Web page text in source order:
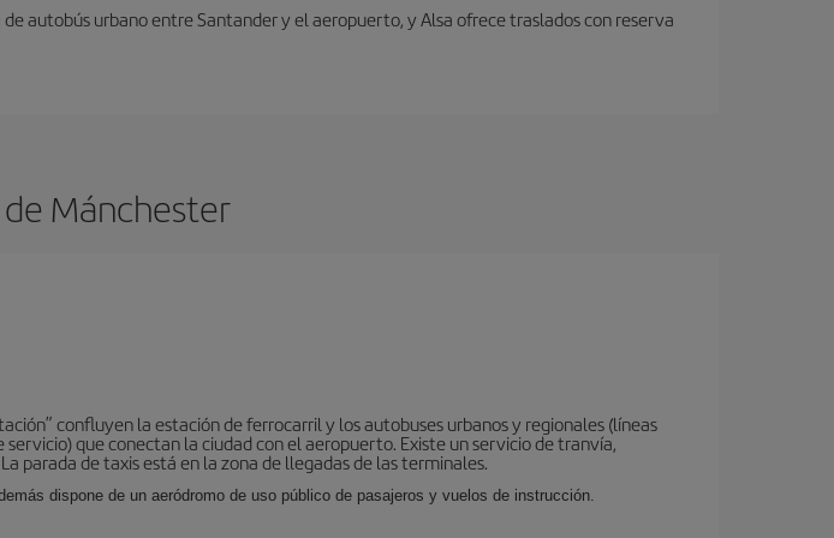
autobús urbano entre Santander y el aeropuerto, y Alsa ofrece traslados con reserva
Mánchester
confluyen la estación de ferrocarril y los autobuses urbanos y regionales (líneas
que conectan la ciudad con el aeropuerto. Existe un servicio de tranvía,
parada de taxis está en la zona de llegadas de las terminales.
dispone de un aeródromo de uso público de pasajeros y vuelos de instrucción.